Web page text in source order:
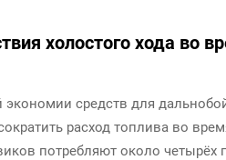
холостого хода во
средств для
расход топлива во
потребляют около четырёх